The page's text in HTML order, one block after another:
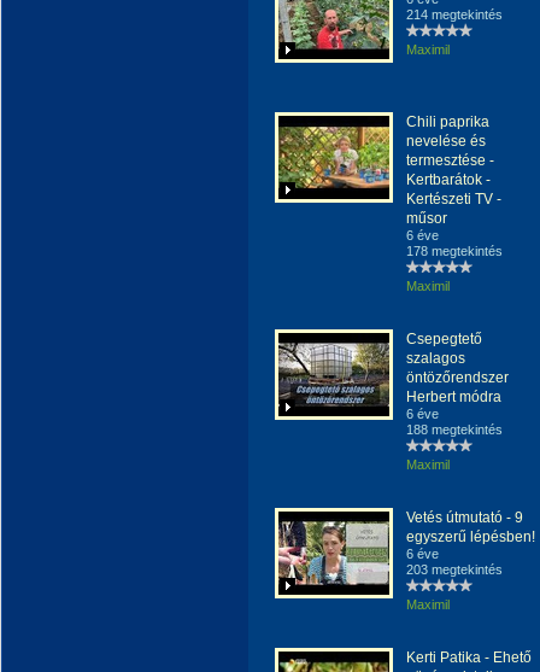
214 megtekintés
Maximil
Chili paprika
nevelése és
termesztése -
Kertbarátok -
Kertészeti TV -
műsor
6 éve
178 megtekintés
Maximil
Csepegtető
szalagos
öntözőrendszer
Herbert módra
6 éve
188 megtekintés
Maximil
Vetés útmutató - 9
egyszerű lépésben!
6 éve
203 megtekintés
Maximil
Kerti Patika - Ehető